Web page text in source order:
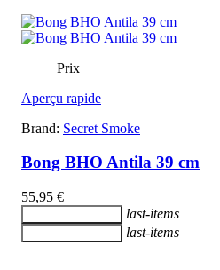
Prix
Aperçu rapide
Brand: Secret Smoke
Bong BHO Antila 39 cm
55,95 €
last-items
last-items